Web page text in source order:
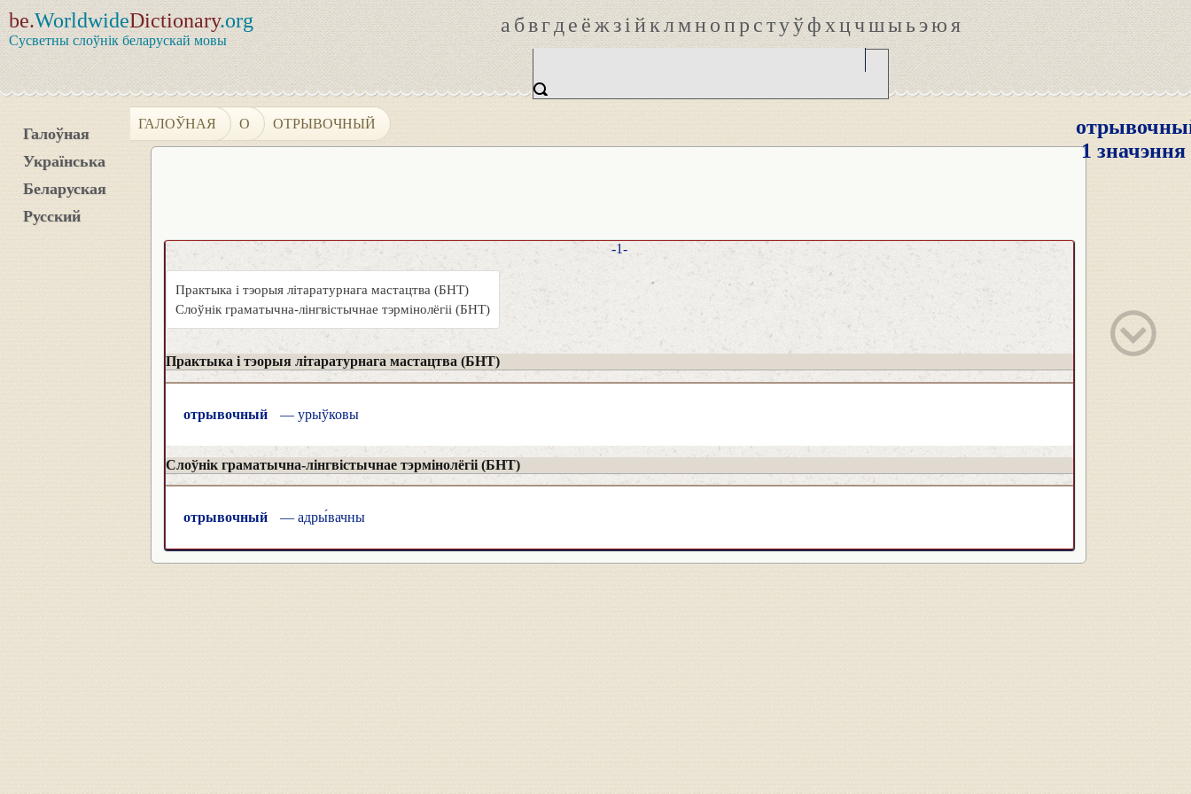
be.WorldwideDictionary.org
Сусветны слоўнік беларускай мовы
абвгдеёжзійклмнопрстуўфхцчшыьэюя
Галоўная
Українська
Беларуская
Русский
ГАЛОЎНАЯ О ОТРЫВОЧНЫЙ
1 значэння
-1-
Практыка і тэорыя літаратурнага мастацтва (БНТ)
Слоўнік граматычна-лінгвістычнае тэрмінолёгіі (БНТ)
Практыка і тэорыя літаратурнага мастацтва (БНТ)
отрывочный — урыўковы
Слоўнік граматычна-лінгвістычнае тэрмінолёгіі (БНТ)
отрывочный — адры́вачны